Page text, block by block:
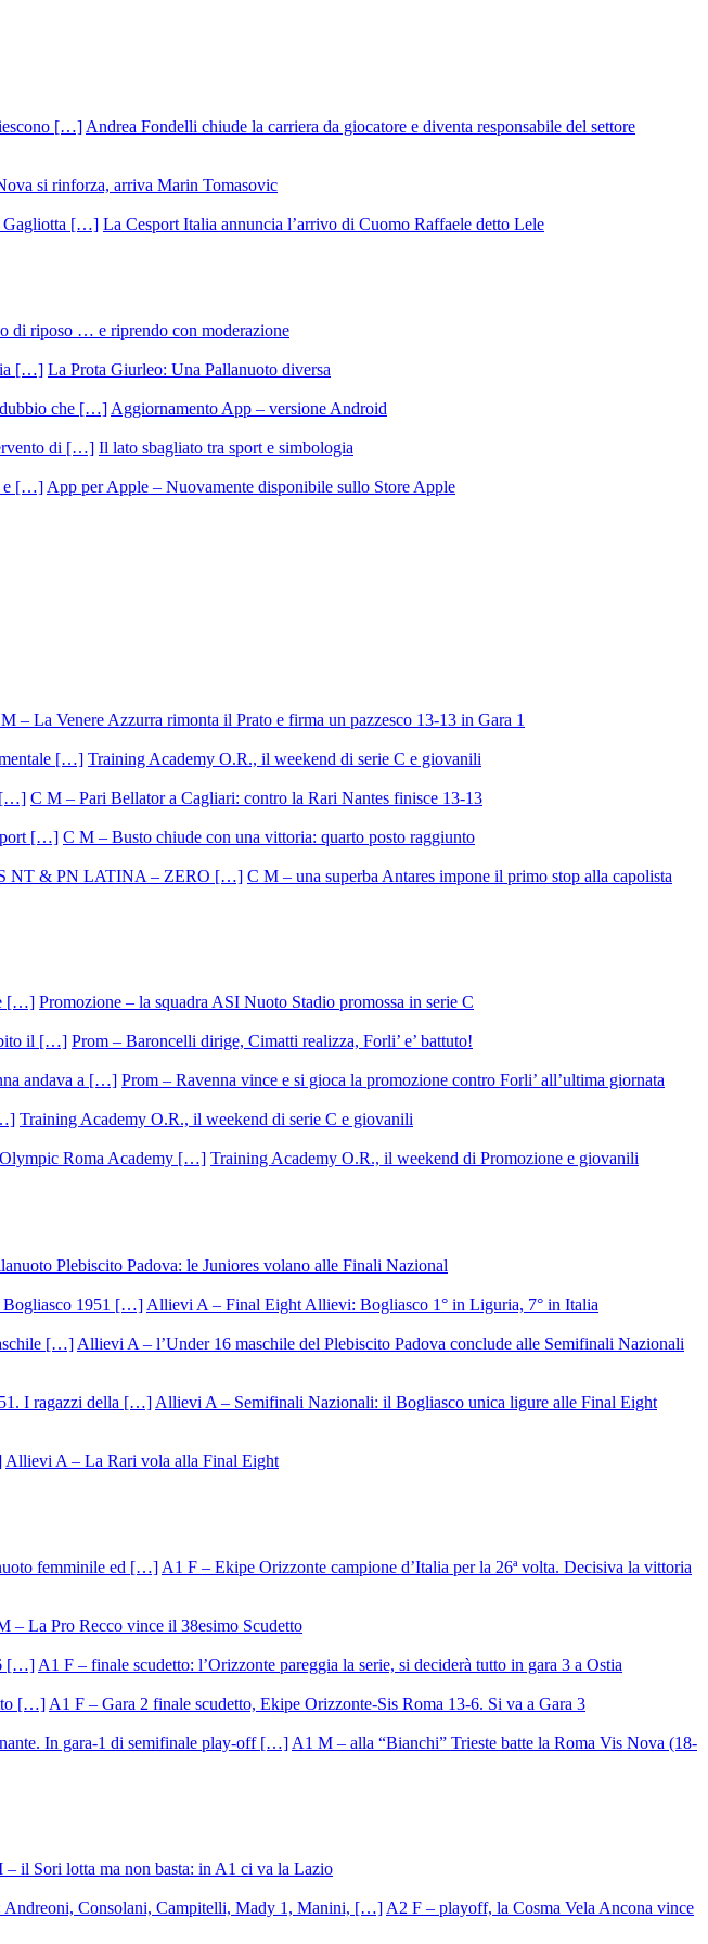
Andrea Fondelli chiude la carriera da giocatore e diventa responsabile del settore
si rinforza, arriva Marin Tomasovic
La Cesport Italia annuncia l’arrivo di Cuomo Raffaele detto Lele
di riposo … e riprendo con moderazione
La Prota Giurleo: Una Pallanuoto diversa
Aggiornamento App – versione Android
Il lato sbagliato tra sport e simbologia
App per Apple – Nuovamente disponibile sullo Store Apple
– La Venere Azzurra rimonta il Prato e firma un pazzesco 13-13 in Gara 1
Training Academy O.R., il weekend di serie C e giovanili
C M – Pari Bellator a Cagliari: contro la Rari Nantes finisce 13-13
C M – Busto chiude con una vittoria: quarto posto raggiunto
C M – una superba Antares impone il primo stop alla capolista
Promozione – la squadra ASI Nuoto Stadio promossa in serie C
Prom – Baroncelli dirige, Cimatti realizza, Forli’ e’ battuto!
Prom – Ravenna vince e si gioca la promozione contro Forli’ all’ultima giornata
Training Academy O.R., il weekend di serie C e giovanili
Training Academy O.R., il weekend di Promozione e giovanili
Plebiscito Padova: le Juniores volano alle Finali Nazional
Allievi A – Final Eight Allievi: Bogliasco 1° in Liguria, 7° in Italia
Allievi A – l’Under 16 maschile del Plebiscito Padova conclude alle Semifinali Nazionali
Allievi A – Semifinali Nazionali: il Bogliasco unica ligure alle Final Eight
Allievi A – La Rari vola alla Final Eight
A1 F – Ekipe Orizzonte campione d’Italia per la 26ª volta. Decisiva la vittoria
– La Pro Recco vince il 38esimo Scudetto
A1 F – finale scudetto: l’Orizzonte pareggia la serie, si deciderà tutto in gara 3 a Ostia
A1 F – Gara 2 finale scudetto, Ekipe Orizzonte-Sis Roma 13-6. Si va a Gara 3
A1 M – alla “Bianchi” Trieste batte la Roma Vis Nova (18-
– il Sori lotta ma non basta: in A1 ci va la Lazio
A2 F – playoff, la Cosma Vela Ancona vince